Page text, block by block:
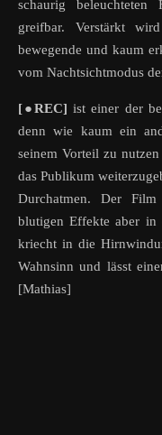
schaurig
greifbar. Verstärkt
bewegende und kaum
vom Nachtsichtmodus
[●REC]ist einer der
denn wie kaum ein
seinem Vorteil zu
das Publikum
Durchatmen. Der
blutigen Effekte aber in
kriecht in die
Wahnsinn und lässt
[Mathias]